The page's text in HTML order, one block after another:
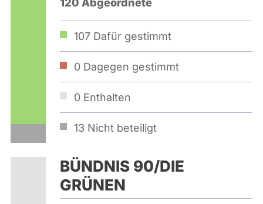
107 Dafür gestimmt
0 Dagegen gestimmt
0 Enthalten
13 Nicht beteiligt
BÜNDNIS 90/­DIE
GRÜNEN